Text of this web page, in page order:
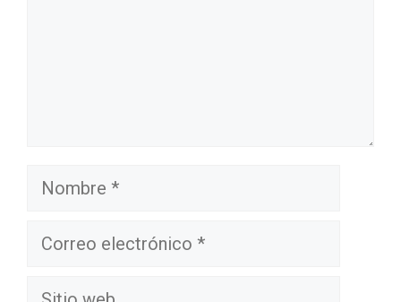
Nombre
Correo
Sitio